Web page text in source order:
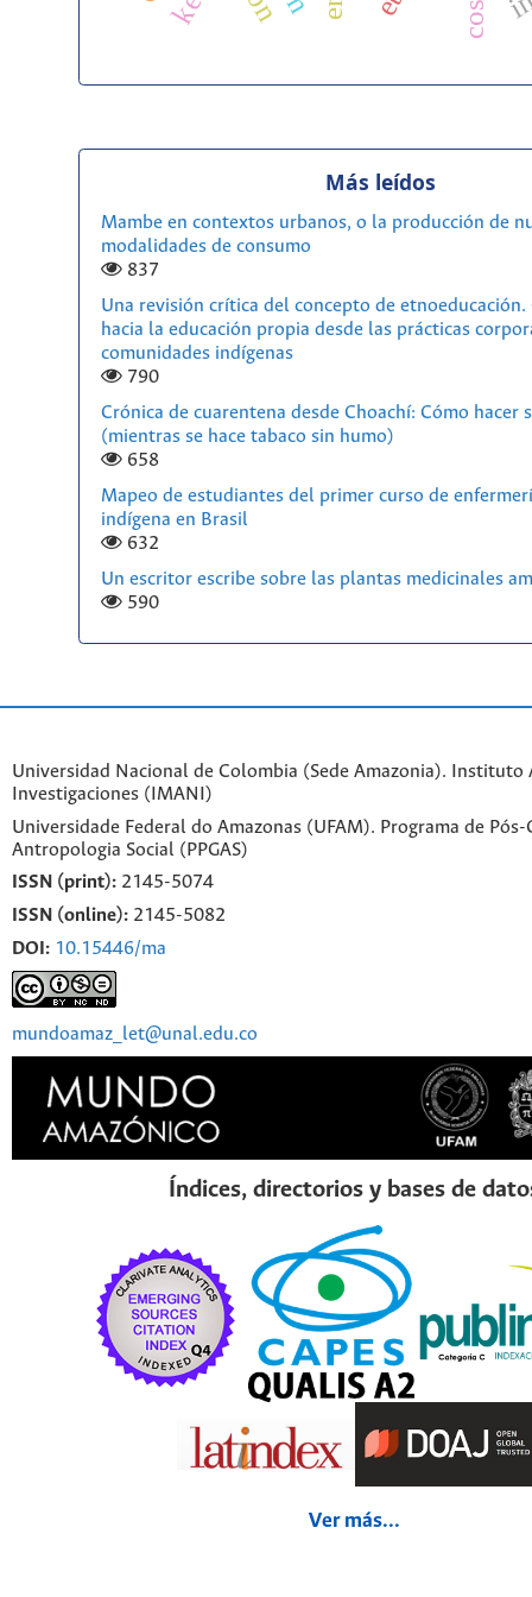
Más leídos
Mambe en contextos urbanos, o la producción de
modalidades de consumo
837
Una revisión crítica del concepto de etnoeducación.
hacia la educación propia desde las prácticas
comunidades indígenas
790
Crónica de cuarentena desde Choachí: Cómo hacer
(mientras se hace tabaco sin humo)
658
Mapeo de estudiantes del primer curso de
indígena en Brasil
632
Un escritor escribe sobre las plantas medicinales
590
Universidad Nacional de Colombia (Sede Amazonia). Instituto
Investigaciones (IMANI)
Universidade Federal do Amazonas (UFAM). Programa de Pós-
Antropologia Social (PPGAS)
ISSN (print): 2145-5074
ISSN (online): 2145-5082
DOI: 10.15446/ma
mundoamaz_let@unal.edu.co
Índices, directorios y bases de
Ver más...